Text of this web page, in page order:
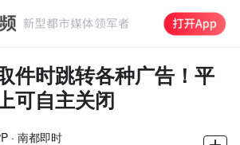
件时跳转各种广告！平
可自主关闭
· 南都即时